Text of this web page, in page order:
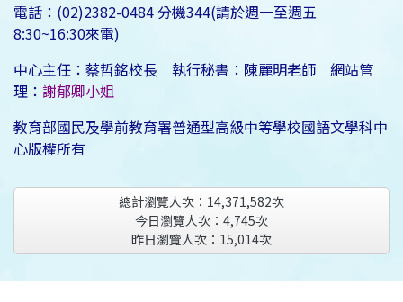
電話：(02)2382-0484 分機344(請於週一至週五
8:30~16:30來電)
中心主任：蔡哲銘校長 執行秘書：陳麗明老師 網站管
理： 謝郁卿小姐
教育部國民及學前教育署普通型高級中等學校國語文學科中
心版權所有
總計瀏覽人次： 14,371,582次
今日瀏覽人次： 4,745次
昨日瀏覽人次： 15,014次